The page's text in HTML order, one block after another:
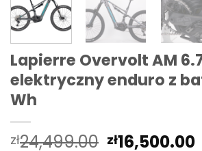
Lapierre Overvolt AM
elektryczny enduro z
Wh
zł24,499.00 Pierwotna
zł16,500.00